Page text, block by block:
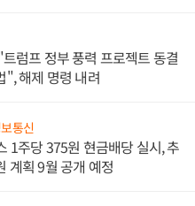
럼프 정부 풍력 프로젝트 동결
", 해제 명령 내려
통신
1주당 375원 현금배당 실시, 추
계획 9월 공개 예정